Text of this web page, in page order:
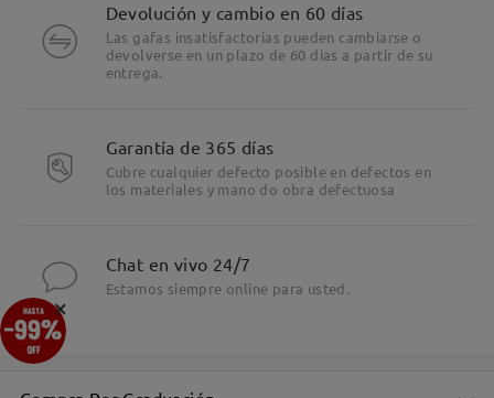
Devolución y cambio en 60 días
Las gafas insatisfactorias pueden cambiarse o
devolverse en un plazo de 60 días a partir de su
entrega.
Garantía de 365 días
Cubre cualquier defecto posible en defectos en
los materiales y mano do obra defectuosa
Chat en vivo 24/7
Estamos siempre online para usted.
×